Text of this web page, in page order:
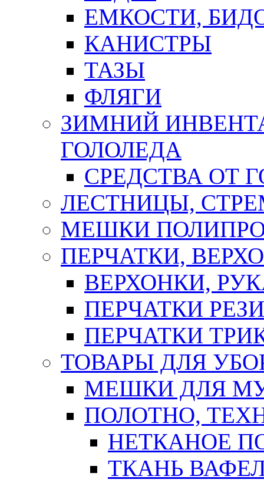
ЕМКОСТИ,
КАНИСТРЫ
ТАЗЫ
ФЛЯГИ
ЗИМНИЙ
ГОЛОЛЕДА
СРЕДСТВА ОТ
ЛЕСТНИЦЫ,
МЕШКИ
ПЕРЧАТКИ,
ВЕРХОНКИ,
ПЕРЧАТКИ
ПЕРЧАТКИ
ТОВАРЫ ДЛЯ
МЕШКИ ДЛЯ
ПОЛОТНО,
НЕТКАНОЕ
ТКАНЬ